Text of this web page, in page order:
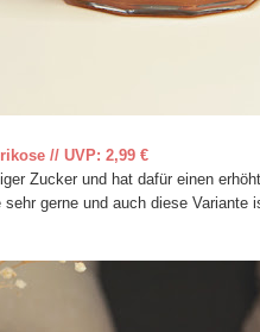
// UVP: 2,99 €
Zucker und hat dafür einen
gerne und auch diese Variante